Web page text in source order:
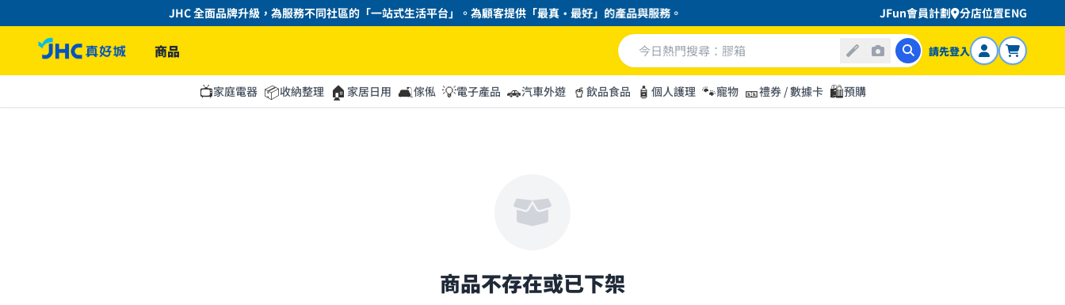
JHC 全面品牌升級，為服務不同社區的「一站式生活平台」。為顧客提供「最真・最好」的產品與服務。 JFun會員計劃 分店位置ENG
商品 請先登入
📺家庭電器 📦收納整理 🏠 家居日用 🛋️傢俬 💡電子產品 🚗汽車外遊 🥤 飲品食品 🧴 個人護理 🐾寵物 🎫禮券 / 數據卡 🛍️預購
商品不存在或已下架